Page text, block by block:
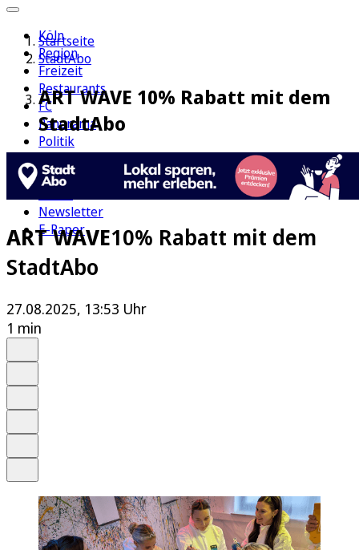
Köln
Region
Freizeit
Restaurants
FC
Panorama
Politik
Kultur
Newsletter
E-Paper
Startseite
StadtAbo
ART WAVE 10% Rabatt mit dem
StadtAbo
ART WAVE10% Rabatt mit dem
StadtAbo
27.08.2025, 13:53 Uhr
1 min